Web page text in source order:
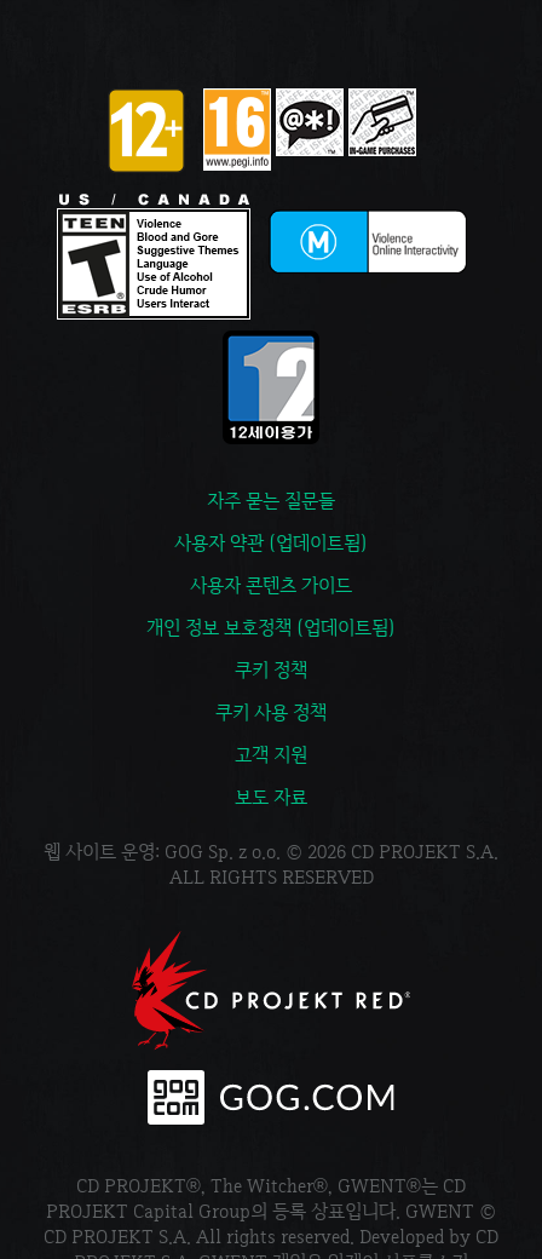
자주 묻는 질문들
사용자 약관 (업데이트됨)
사용자 콘텐츠 가이드
개인 정보 보호정책 (업데이트됨)
쿠키 정책
쿠키 사용 정책
고객 지원
보도 자료
웹 사이트 운영: GOG Sp. z o.o. © 2026 CD PROJEKT S.A.
ALL RIGHTS RESERVED
CD PROJEKT®, The Witcher®, GWENT®는 CD
PROJEKT Capital Group의 등록 상표입니다. GWENT ©
CD PROJEKT S.A. All rights reserved. Developed by CD